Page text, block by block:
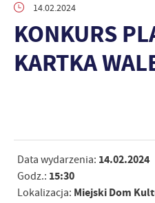
14.02.2024
KONKURS
KARTKA
Data wydarzenia: 14.02.2024
Godz.: 15:30
Lokalizacja: Miejski Dom